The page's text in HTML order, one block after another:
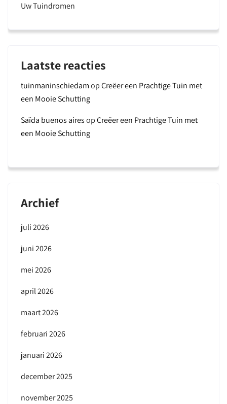
Uw Tuindromen
Laatste reacties
tuinmaninschiedamopCreëer een Prachtige Tuin met
een Mooie Schutting
Saïda buenos airesopCreëer een Prachtige Tuin met
een Mooie Schutting
Archief
juli 2026
juni 2026
mei 2026
april 2026
maart 2026
februari 2026
januari 2026
december 2025
november 2025